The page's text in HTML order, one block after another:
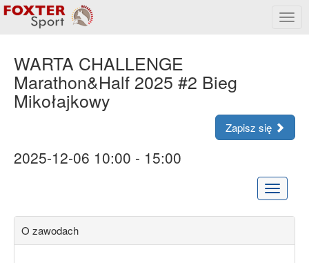
menu
WARTA CHALLENGE
Marathon&Half 2025 #2 Bieg
Mikołajkowy
Zapisz się
2025-12-06 10:00 - 15:00
Rozwiń
menu
O zawodach